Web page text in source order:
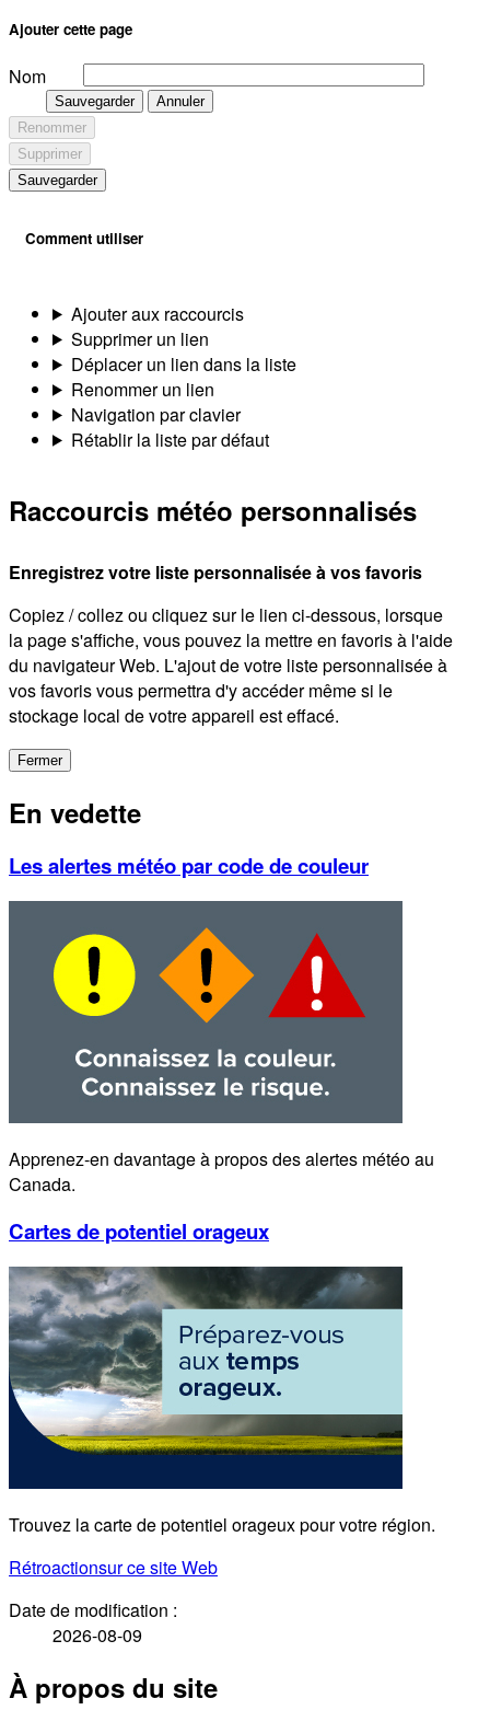
Ajouter cette page
Nom
Sauvegarder
Annuler
Renommer
Supprimer
Sauvegarder
Comment utiliser
Ajouter aux raccourcis
Supprimer un lien
Déplacer un lien dans la liste
Renommer un lien
Navigation par clavier
Rétablir la liste par défaut
Raccourcis météo personnalisés
Enregistrez votre liste personnalisée à vos favoris
Copiez / collez ou cliquez sur le lien ci-dessous, lorsque
la page s'affiche, vous pouvez la mettre en favoris à l'aide
du navigateur Web. L'ajout de votre liste personnalisée à
vos favoris vous permettra d'y accéder même si le
stockage local de votre appareil est effacé.
Fermer
En vedette
Les alertes météo par code de couleur
Apprenez-en davantage à propos des alertes météo au
Canada.
Cartes de potentiel orageux
Trouvez la carte de potentiel orageux pour votre région.
Rétroactionsur ce site Web
Date de modification :
2026-08-09
À propos du site